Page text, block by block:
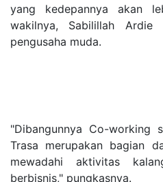
yang kedepannya akan
wakilnya, Sabilillah Ardie
pengusaha muda.
"Dibangunnya Co-working
Trasa merupakan bagian
mewadahi aktivitas
berbisnis," pungkasnya.